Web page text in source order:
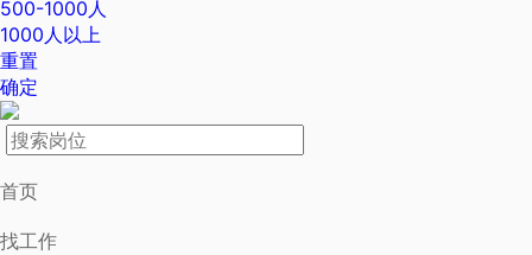
500-1000人
1000人以上
重置
确定
首页
找工作